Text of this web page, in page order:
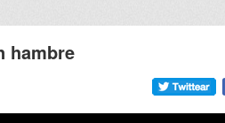
hambre